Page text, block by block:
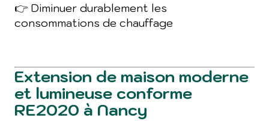
👉 Diminuer durablement les
consommations de chauffage
Extension de maison moderne
et lumineuse conforme
RE2020 à Nancy